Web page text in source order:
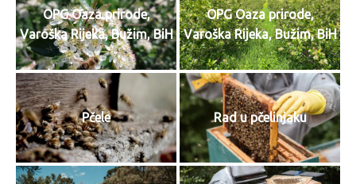
OPG Oaza prirode,
Varoška Rijeka, Bužim, BiH
OPG Oaza prirode,
Varoška Rijeka, Bužim, BiH
Pčele Rad u pčelinjaku